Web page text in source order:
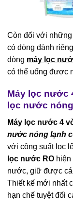
Còn đối với
có dòng dành
dòng máy lọc
có thể uống được
Máy lọc nước
lọc nước
Máy lọc nước 4
nước nóng lạnh
với công suất lọc
lọc nước RO
nước, giữ được
Thiết kế mới nhất
hạn chế tuyệt đối